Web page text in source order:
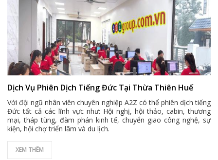
Dịch Vụ Phiên Dịch Tiếng Đức Tại Thừa Thiên Huế
Với đội ngũ nhân viên chuyên nghiệp A2Z có thể phiên dịch tiếng
Đức tất cả các lĩnh vực như: Hội nghị, hội thảo, cabin, thương
mại, tháp tùng, đàm phán kinh tế, chuyển giao công nghệ, sự
kiện, hội chợ triển lãm và du lịch.
XEM THÊM